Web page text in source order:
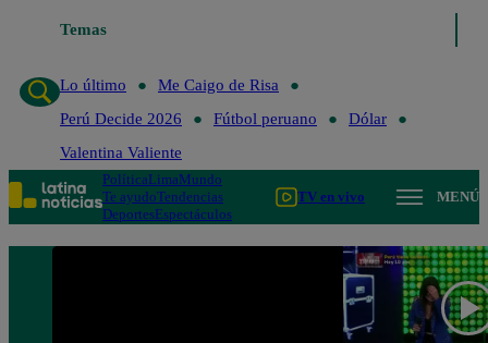
Temas
Lo último
Me Caigo de Risa
Perú Decide 2026
Fútbol peruano
Dólar
Valentina Valiente
PolíticaLimaMundo
Te ayudoTendencias
DeportesEspectáculos
TV en vivo MENÚ